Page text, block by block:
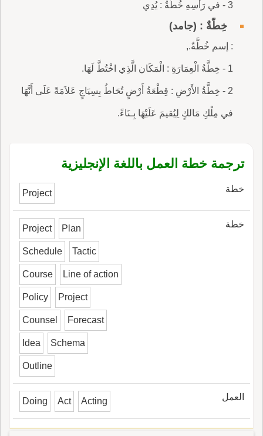
3 - في رَأْسِهِ خُطَّةٌ : يُدِي
خِطَّةٌ : (جامد)
: إسم خُطَّةٌ.,
1 - خِطَّةُ الْعِمَارَةِ : الْمَكَان الَّذِي اخْتُطَّ لَهَا.
2 - خِطَّةُ الأَرْضِ : قِطْعَةُ أَرْضٍ تُحَاطُ بِسِيَاجٍ عَلاَمَةً عَلَى أَنَّهَا
في مِلْكِ مَالكٍ لِيُقيمَ عَلَيْهَا بِـنَاءً.
ترجمة خطة العمل باللغة الإنجليزية
خطة Project
خطة Project Plan
Schedule Tactic
Course Line of action
Policy Project
Counsel Forecast
Idea Schema
Outline
العمل Doing Act Acting